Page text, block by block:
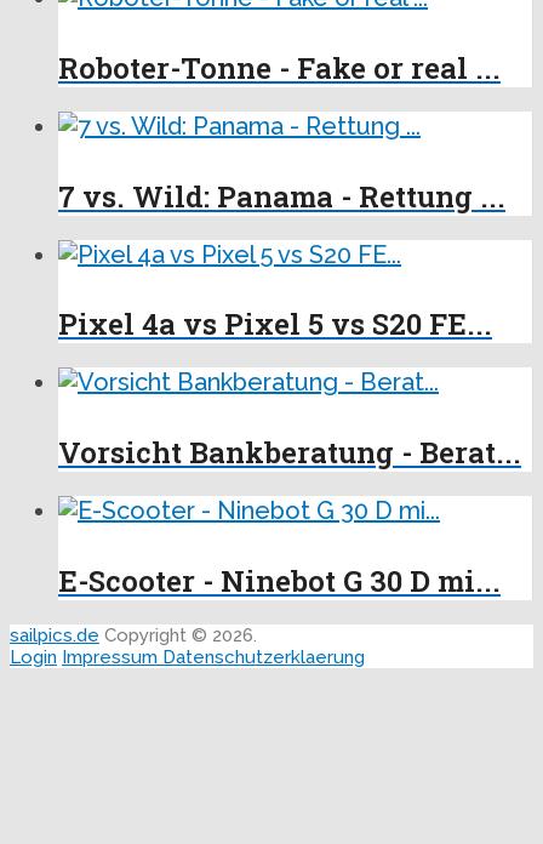
Roboter-Tonne - Fake or real ...
7 vs. Wild: Panama - Rettung ...
Pixel 4a vs Pixel 5 vs S20 FE...
Vorsicht Bankberatung - Berat...
E-Scooter - Ninebot G 30 D mi...
sailpics.de Copyright © 2026.
Login Impressum Datenschutzerklaerung